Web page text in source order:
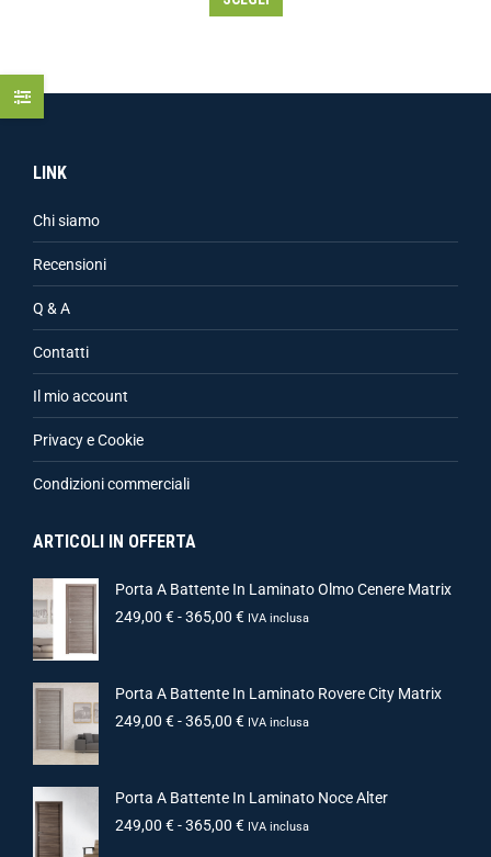
LINK
Chi siamo
Recensioni
Q & A
Contatti
Il mio account
Privacy e Cookie
Condizioni commerciali
ARTICOLI IN OFFERTA
Porta A Battente In Laminato Olmo Cenere Matrix
249,00 €-365,00 € IVA inclusa
Porta A Battente In Laminato Rovere City Matrix
249,00 €-365,00 € IVA inclusa
Porta A Battente In Laminato Noce Alter
249,00 €-365,00 € IVA inclusa